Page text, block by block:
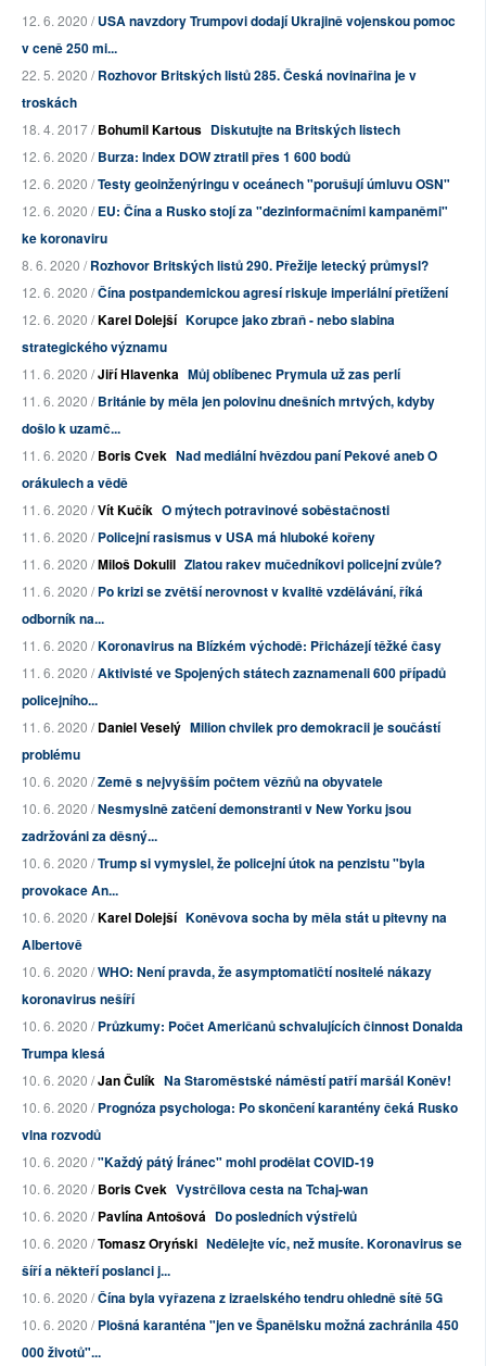
12. 6. 2020 /USA navzdory Trumpovi dodají Ukrajině vojenskou pomoc
v ceně 250 mi...
22. 5. 2020 /Rozhovor Britských listů 285. Česká novinařina je v
troskách
18. 4. 2017 /Bohumil Kartous Diskutujte na Britských listech
12. 6. 2020 /Burza: Index DOW ztratil přes 1 600 bodů
12. 6. 2020 /Testy geoinženýringu v oceánech "porušují úmluvu OSN"
12. 6. 2020 /EU: Čína a Rusko stojí za "dezinformačními kampaněmi"
ke koronaviru
8. 6. 2020 /Rozhovor Britských listů 290. Přežije letecký průmysl?
12. 6. 2020 /Čína postpandemickou agresí riskuje imperiální přetížení
12. 6. 2020 /Karel Dolejší Korupce jako zbraň - nebo slabina
strategického významu
11. 6. 2020 /Jiří Hlavenka Můj oblíbenec Prymula už zas perlí
11. 6. 2020 /Británie by měla jen polovinu dnešních mrtvých, kdyby
došlo k uzamč...
11. 6. 2020 /Boris Cvek Nad mediální hvězdou paní Pekové aneb O
orákulech a vědě
11. 6. 2020 /Vít Kučík O mýtech potravinové soběstačnosti
11. 6. 2020 /Policejní rasismus v USA má hluboké kořeny
11. 6. 2020 /Miloš Dokulil Zlatou rakev mučedníkovi policejní zvůle?
11. 6. 2020 /Po krizi se zvětší nerovnost v kvalitě vzdělávání, říká
odborník na...
11. 6. 2020 /Koronavirus na Blízkém východě: Přicházejí těžké časy
11. 6. 2020 /Aktivisté ve Spojených státech zaznamenali 600 případů
policejního...
11. 6. 2020 /Daniel Veselý Milion chvilek pro demokracii je součástí
problému
10. 6. 2020 /Země s nejvyšším počtem vězňů na obyvatele
10. 6. 2020 /Nesmyslně zatčení demonstranti v New Yorku jsou
zadržováni za děsný...
10. 6. 2020 /Trump si vymyslel, že policejní útok na penzistu "byla
provokace An...
10. 6. 2020 /Karel Dolejší Koněvova socha by měla stát u pitevny na
Albertově
10. 6. 2020 /WHO: Není pravda, že asymptomatičtí nositelé nákazy
koronavirus nešíří
10. 6. 2020 /Průzkumy: Počet Američanů schvalujících činnost Donalda
Trumpa klesá
10. 6. 2020 /Jan Čulík Na Staroměstské náměstí patří maršál Koněv!
10. 6. 2020 /Prognóza psychologa: Po skončení karantény čeká Rusko
vlna rozvodů
10. 6. 2020 /"Každý pátý Íránec" mohl prodělat COVID-19
10. 6. 2020 /Boris Cvek Vystrčilova cesta na Tchaj-wan
10. 6. 2020 /Pavlína Antošová Do posledních výstřelů
10. 6. 2020 /Tomasz Oryński Nedělejte víc, než musíte. Koronavirus se
šíří a někteří poslanci j...
10. 6. 2020 /Čína byla vyřazena z izraelského tendru ohledně sítě 5G
10. 6. 2020 /Plošná karanténa "jen ve Španělsku možná zachránila 450
000 životů"...